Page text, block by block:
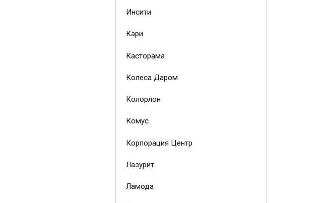
Инсити
Кари
Касторама
Колеса Даром
Колорлон
Комус
Корпорация Центр
Лазурит
Ламода